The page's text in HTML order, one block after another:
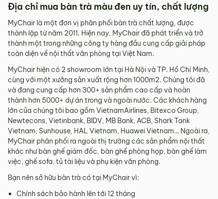
Địa chỉ mua bàn trà màu đen uy tín, chất lượng
MyChair là một đơn vị phân phối bàn trà chất lượng, được
thành lập từ năm 2011. Hiện nay, MyChair đã phát triển và trở
thành một trong những công ty hàng đầu cung cấp giải pháp
toàn diện về nội thất văn phòng tại Việt Nam.
MyChair hiện có 2 showroom lớn tại Hà Nội và TP. Hồ Chí Minh,
cùng với một xưởng sản xuất rộng hơn 1000m2. Chúng tôi đã
và đang cung cấp hơn 300+ sản phẩm cao cấp và hoàn
thành hơn 5000+ dự án trong và ngoài nước. Các khách hàng
lớn của chúng tôi bao gồm VietnamAirlines, Bitexco Group,
Newtecons, Vietinbank, BIDV, MB Bank, ACB, Shark Tank
Vietnam, Sunhouse, HAL Vietnam, Huawei Vietnam… Ngoài ra,
MyChair phân phối ra ngoài thị trường các sản phẩm nội thất
khác như bàn ghế giám đốc, bàn ghế phòng họp, bàn ghế làm
việc, ghế sofa, tủ tài liệu và phụ kiện văn phòng.
Bạn nên sở hữu bàn trà có tại MyChair vì:
Chính sách bảo hành lên tới 12 tháng